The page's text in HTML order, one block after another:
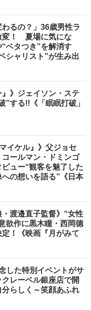
わるの？」36歳男性ラ
変！ 夏場に気にな
ベタつき”を解消す
シャリスト”が生み出
』》ジェイソン・ステ
”する!!《「眠眠打破」
イケル』》父ジョセ
ールマン・ドミンゴ
ュー“観客を魅了した
の想いを語る”《日本
・渡邉直子監督》“女性
欲作に黒木瞳・西岡德
！《映画『月がみて
した特別イベントがサ
レーベル銀座店で開
らしく～笑顔あふれ